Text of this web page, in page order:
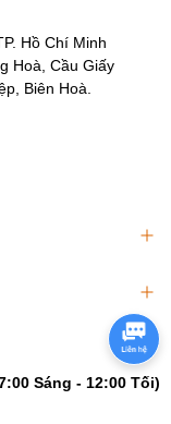
Hồ Chí Minh
Hoà, Cầu Giấy
Biên Hoà.
Sáng - 12:00 Tối)